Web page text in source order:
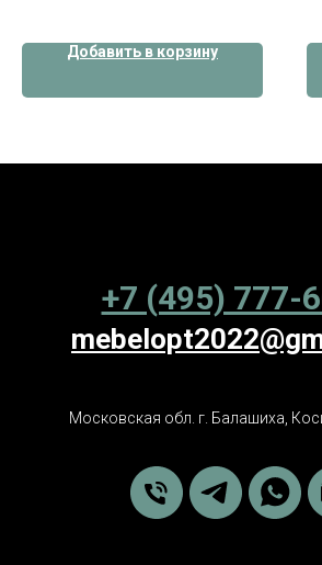
Добавить в корзину
+7 (495) 777-
Московская обл. г. Балашиха,